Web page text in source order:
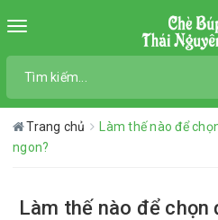
Toggle
Trang chủ
Làm thế nào để
ngon?
Làm thế nào để chọn